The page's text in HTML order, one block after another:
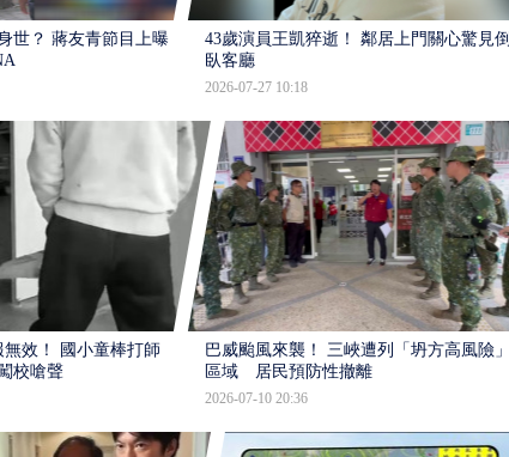
世？ 蔣友青節目上曝：
43歲演員王凱猝逝！ 鄰居上門關心驚見倒
臥客廳
2026-07-27 10:18
無效！ 國小童棒打師
校嗆聲
巴威颱風來襲！ 三峽遭列「坍方高風險」
區域 居民預防性撤離
2026-07-10 20:36